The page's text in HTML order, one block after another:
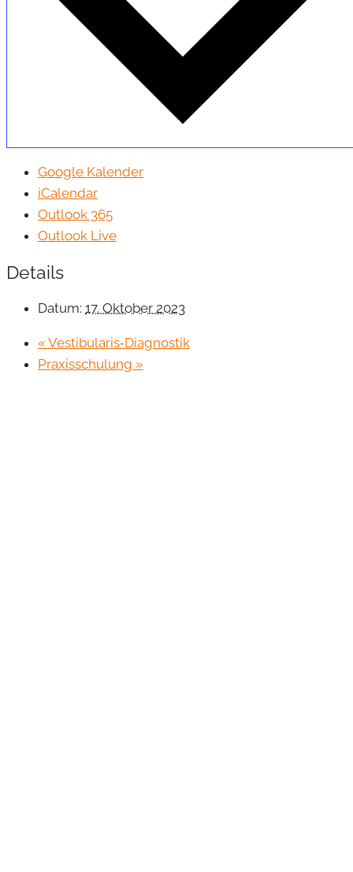
Google Kalender
iCalendar
Outlook 365
Outlook Live
Details
Datum: 17. Oktober 2023
« Vestibularis‐Diagnostik
Praxisschulung »